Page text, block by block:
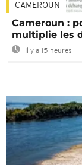
CAMEROUN
Cameroun :
multiplie les
Il y a 15 heures